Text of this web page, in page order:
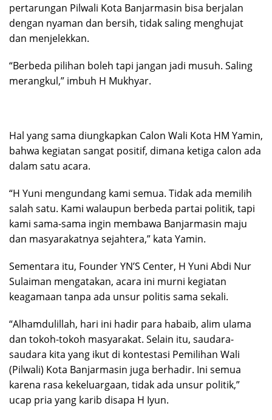
pertarungan Pilwali Kota Banjarmasin bisa berjalan
dengan nyaman dan bersih, tidak saling menghujat
dan menjelekkan.
“Berbeda pilihan boleh tapi jangan jadi musuh. Saling
merangkul,” imbuh H Mukhyar.
Hal yang sama diungkapkan Calon Wali Kota HM Yamin,
bahwa kegiatan sangat positif, dimana ketiga calon ada
dalam satu acara.
“H Yuni mengundang kami semua. Tidak ada memilih
salah satu. Kami walaupun berbeda partai politik, tapi
kami sama-sama ingin membawa Banjarmasin maju
dan masyarakatnya sejahtera,” kata Yamin.
Sementara itu, Founder YN’S Center, H Yuni Abdi Nur
Sulaiman mengatakan, acara ini murni kegiatan
keagamaan tanpa ada unsur politis sama sekali.
“Alhamdulillah, hari ini hadir para habaib, alim ulama
dan tokoh-tokoh masyarakat. Selain itu, saudara-
saudara kita yang ikut di kontestasi Pemilihan Wali
(Pilwali) Kota Banjarmasin juga berhadir. Ini semua
karena rasa kekeluargaan, tidak ada unsur politik,”
ucap pria yang karib disapa H Iyun.